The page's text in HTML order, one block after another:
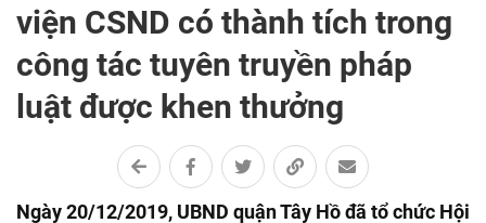
viện CSND có thành tích trong
công tác tuyên truyền pháp
luật được khen thưởng
Ngày 20/12/2019, UBND quận Tây Hồ đã tổ chức Hội